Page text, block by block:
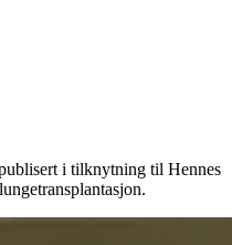
i tilknytning til Hennes